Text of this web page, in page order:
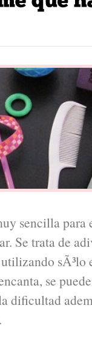
sencilla para
Se trata de
sÃ³lo
se
dificultad